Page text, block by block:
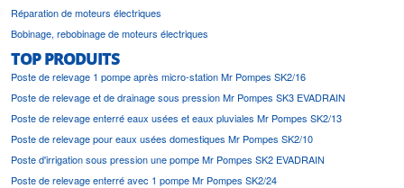
Réparation de moteurs électriques
Bobinage, rebobinage de moteurs électriques
TOP PRODUITS
Poste de relevage 1 pompe après micro-station Mr Pompes SK2/16
Poste de relevage et de drainage sous pression Mr Pompes SK3 EVADRAIN
Poste de relevage enterré eaux usées et eaux pluviales Mr Pompes SK2/13
Poste de relevage pour eaux usées domestiques Mr Pompes SK2/10
Poste d'irrigation sous pression une pompe Mr Pompes SK2 EVADRAIN
Poste de relevage enterré avec 1 pompe Mr Pompes SK2/24